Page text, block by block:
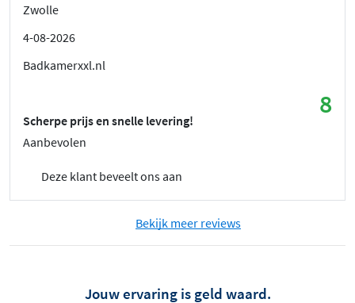
Zwolle
4-08-2026
Badkamerxxl.nl
8
Scherpe prijs en snelle levering!
Aanbevolen
Deze klant beveelt ons aan
Bekijk meer reviews
Jouw ervaring is geld waard.